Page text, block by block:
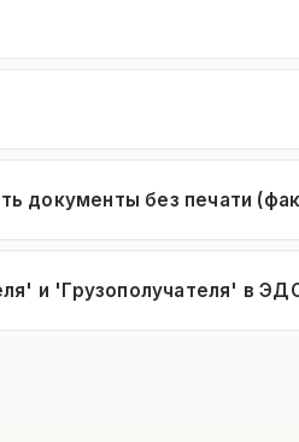
документы без печати
и 'Грузополучателя' в